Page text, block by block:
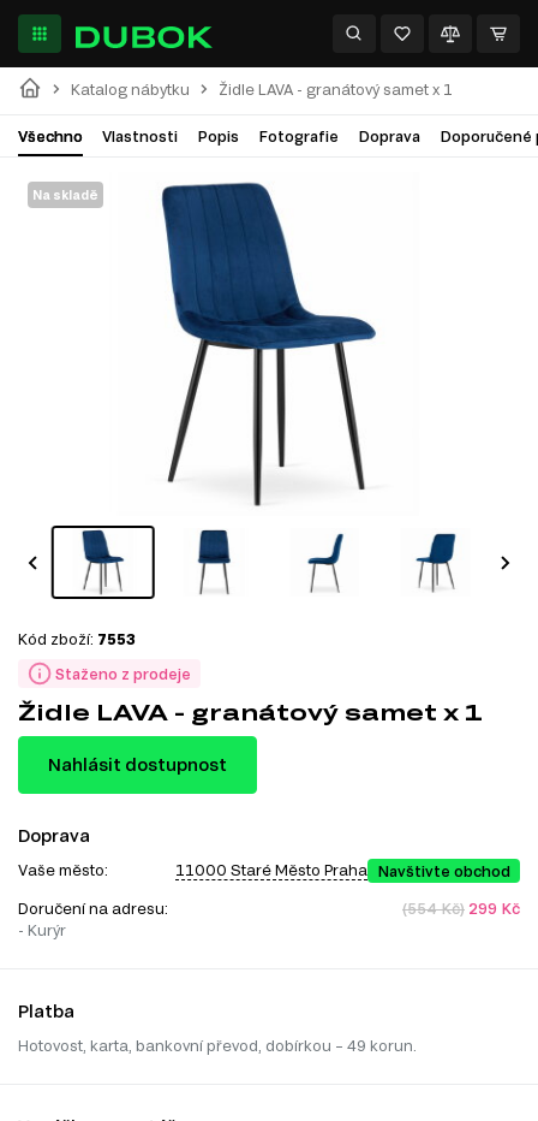
Katalog nábytku Židle LAVA - granátový samet x 1
Všechno Vlastnosti Popis Fotografie Doprava Doporučené
Na skladě
Staženo z prodeje
Kód zboží: 7553
Židle LAVA - granátový samet x 1
Nahlásit dostupnost
Doprava
Vaše město: 11000 Staré Město Praha Navštivte obchod
Doručení na adresu:
- Kurýr
(554 Kč) 299 Kč
Platba
Hotovost, karta, bankovní převod, dobírkou – 49 korun.